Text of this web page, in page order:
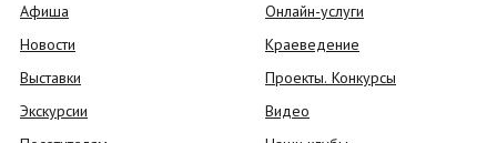
Афиша
Новости
Выставки
Экскурсии
Онлайн-услуги
Краеведение
Проекты. Конкурсы
Видео